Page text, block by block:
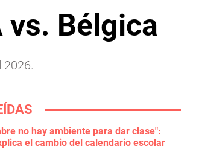
vs. Bélgica
2026.
no hay ambiente para dar clase":
el cambio del calendario escolar